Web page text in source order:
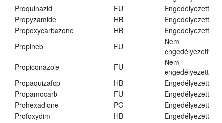
Proquinazid
FU
Engedélyezett
Propyzamide
HB
Engedélyezett
Propoxycarbazone
HB
Engedélyezett
Propineb
FU
Nem
engedélyezett
Propiconazole
FU
Nem
engedélyezett
Propaquizafop
HB
Engedélyezett
Propamocarb
FU
Engedélyezett
Prohexadione
PG
Engedélyezett
Profoxydim
HB Engedélyezett